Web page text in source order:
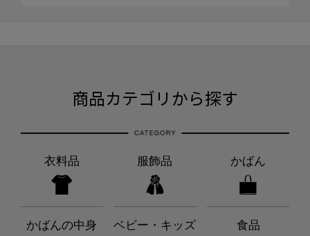
商品カテゴリから探す
衣料品 服飾品 かばん
かばんの中身 ベビー・キッズ 食品